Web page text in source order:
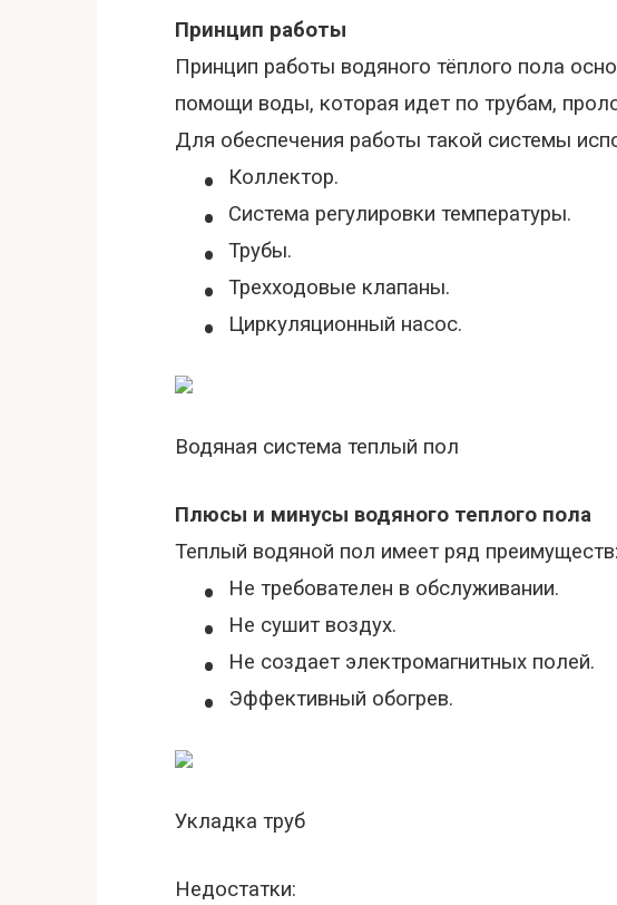
Принцип работы
Принцип работы водяного тёплого пола
помощи воды, которая идет по трубам,
Для обеспечения работы такой системы
• Коллектор.
• Система регулировки температуры.
• Трубы.
• Трехходовые клапаны.
• Циркуляционный насос.
Водяная система теплый пол
Плюсы и минусы водяного теплого пола
Теплый водяной пол имеет ряд преимуществ:
• Не требователен в обслуживании.
• Не сушит воздух.
• Не создает электромагнитных полей.
• Эффективный обогрев.
Укладка труб
Недостатки: